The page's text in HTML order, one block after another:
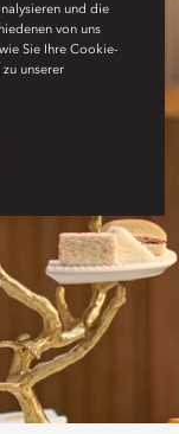
und die
von uns
Sie Ihre Cookie-
unserer